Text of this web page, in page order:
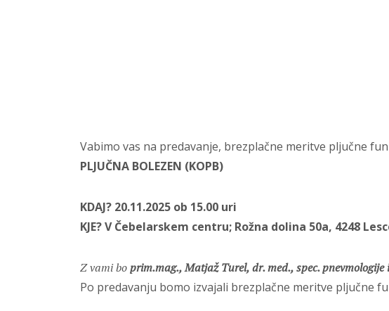
Vabimo vas na predavanje, brezplačne meritve pljučne
PLJUČNA BOLEZEN (KOPB)
KDAJ? 20.11.2025 ob 15.00 uri
KJE? V Čebelarskem centru; Rožna dolina 50a, 4248
Z vami boprim.mag., Matjaž Turel, dr. med., spec. pnevmologije
Po predavanju bomo izvajali brezplačne meritve pljučne